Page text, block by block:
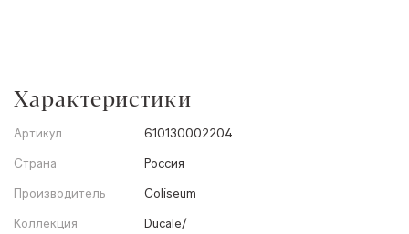
Характеристики
Артикул
610130002204
Страна
Россия
Производитель
Coliseum
Коллекция
Ducale/